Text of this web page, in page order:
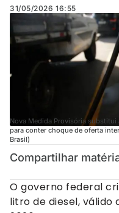
31/05/2026 16:55
Nova Medida Provisória substitui
para conter choque de oferta
Brasil)
Compartilhar
O governo federal
litro de diesel, válido